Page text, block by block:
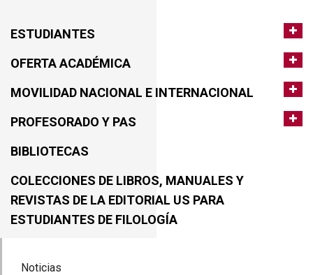
ESTUDIANTES
OFERTA ACADÉMICA
MOVILIDAD NACIONAL E INTERNACIONAL
PROFESORADO Y PAS
BIBLIOTECAS
COLECCIONES DE LIBROS, MANUALES Y
REVISTAS DE LA EDITORIAL US PARA
ESTUDIANTES DE FILOLOGÍA
Noticias